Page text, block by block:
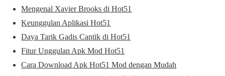
Mengenal Xavier Brooks di Hot51
Keunggulan Aplikasi Hot51
Daya Tarik Gadis Cantik di Hot51
Fitur Unggulan Apk Mod Hot51
Cara Download Apk Hot51 Mod dengan Mudah